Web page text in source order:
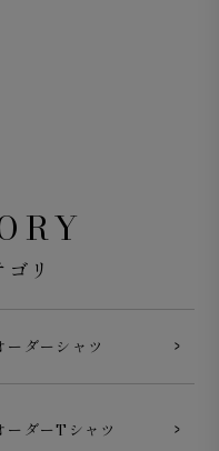
リ
ーダーシャツ
ーダーTシャツ